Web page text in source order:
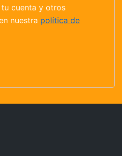
cuenta y otros
nuestra política de